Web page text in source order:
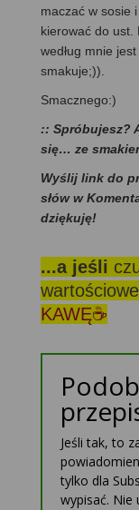
maczać w sosie
kierować do ust.
według mnie
smakuje;)).
Smacznego:)
:: Spróbujesz?
się… ze
Wyślij link do
słów w
dziękuję!
...a jeśli
KAWĘ☕
Jeśli tak, to
tylko dla
wypisać. Nie